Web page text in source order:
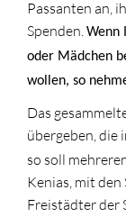
Passanten an,
Spenden.Wenn
oder Mädchen
wollen, so
Das
übergeben, die
so soll
Kenias, mit
Freistädter der